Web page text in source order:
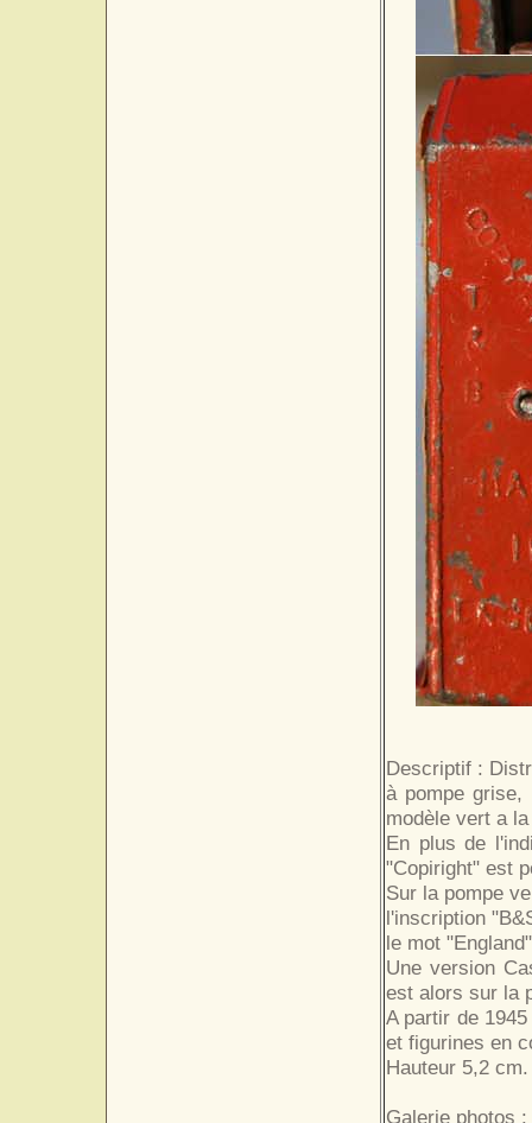
Descriptif :
à pompe
modèle vert a
En plus de
"Copiright" est
Sur la pompe
l'inscription
le mot
Une version
est alors sur la
A partir de
et figurines en
Hauteur 5,2 cm.
Galerie photos :